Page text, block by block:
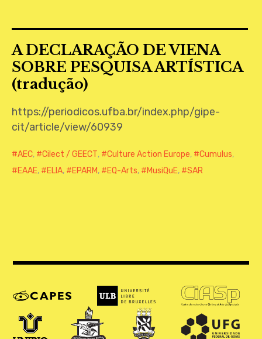
MAPEAMENTO
REVISTA IEPA
CONTATO
A DECLARAÇÃO DE VIENA
SOBRE PESQUISA ARTÍSTICA
(tradução)
https://periodicos.ufba.br/index.php/gipe-
cit/article/view/60939
AEC, Cilect / GEECT, Culture Action Europe, Cumulus,
EAAE, ELIA, EPARM, EQ-Arts, MusiQuE, SAR